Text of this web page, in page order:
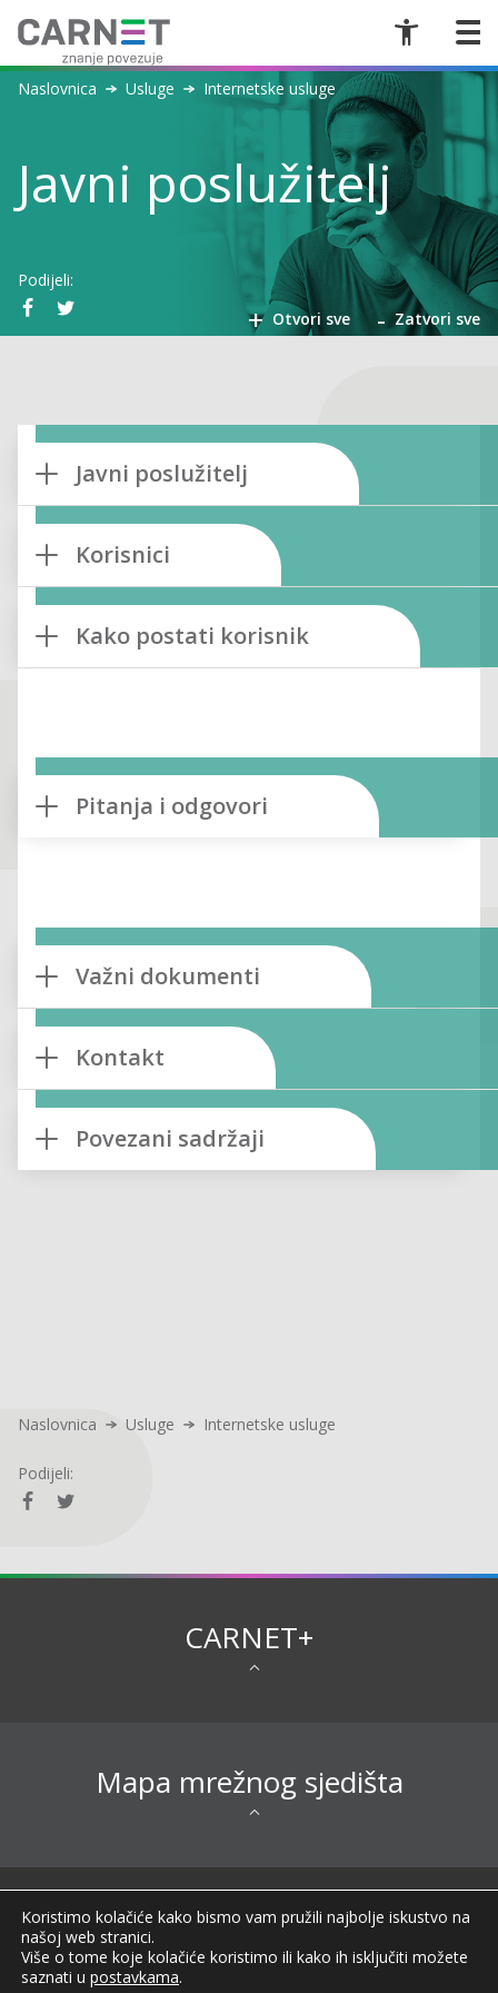
Naslovnica Usluge Internetske usluge
Javni poslužitelj
Podijeli:
+ Otvori sve - Zatvori sve
Javni poslužitelj
Korisnici
Kako postati korisnik
Pitanja i odgovori
Važni dokumenti
Kontakt
Povezani sadržaji
Naslovnica Usluge Internetske usluge
Podijeli:
CARNET+
Mapa mrežnog sjedišta
Sva prava pridržana © 2026 CARNET |
Impressum|Obavijest o privatnosti| Izjava o
pristupačnosti| Uvjeti korištenja | Opći podaci o
CARNET-u|FAQ|
Koristimo kolačiće kako bismo vam pružili najbolje iskustvo na
našoj web stranici.
Više o tome koje kolačiće koristimo ili kako ih isključiti možete
saznati u postavkama.